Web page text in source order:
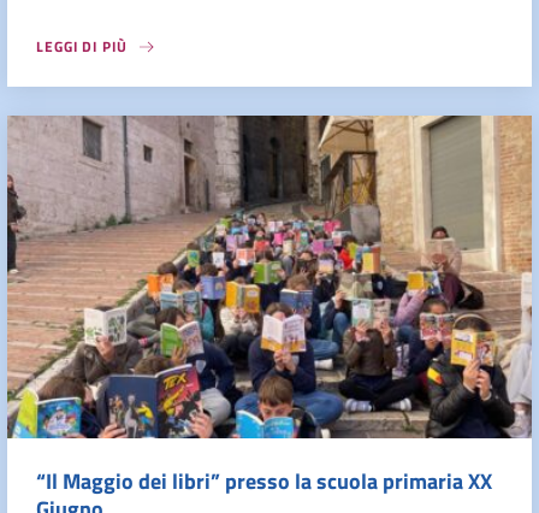
LEGGI DI PIÙ
“Il Maggio dei libri” presso la scuola primaria XX